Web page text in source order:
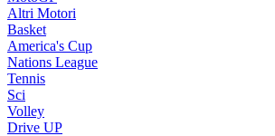
Altri Motori
Basket
America's Cup
Nations League
Tennis
Sci
Volley
Drive UP